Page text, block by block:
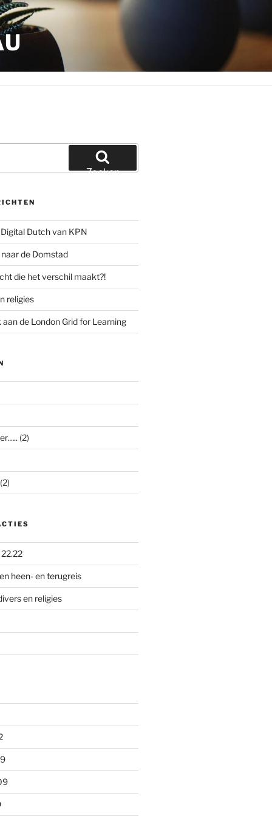
Zoeken
Dutch van KPN
de Domstad
die het verschil maakt?!
religies
de London Grid for Learning
(2)
22.22
heen- en terugreis
en religies